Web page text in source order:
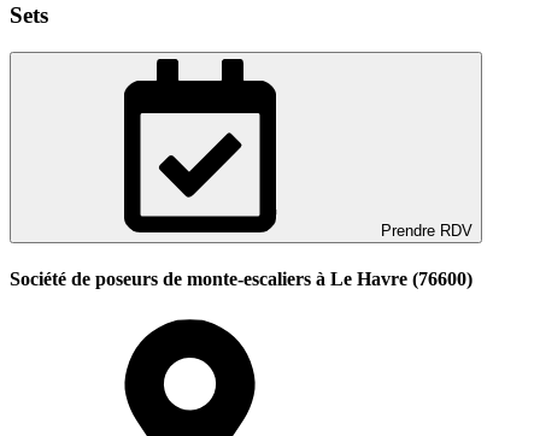
Sets
Prendre RDV
Société de poseurs de monte-escaliers à Le Havre (76600)